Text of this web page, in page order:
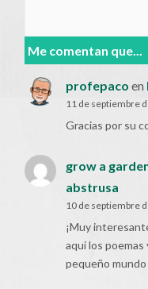
Me comentan que...
profepaco en
11 de septiembre
Gracias por su
grow a
abstrusa
10 de septiembre
¡Muy
aquí los poemas
pequeño